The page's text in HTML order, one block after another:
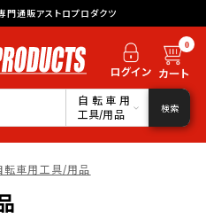
門通販アストロプロダクツ
0
自転車用
工具/用品
検索
転車用工具/用品